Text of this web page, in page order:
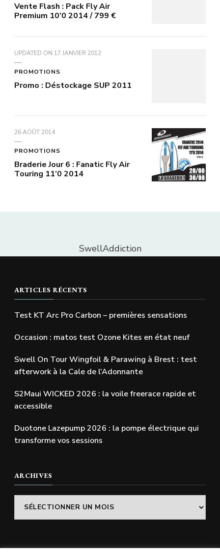
Vente Flash : Pack Fly Air
Premium 10’0 2014 / 799 €
UPDATED ON 17 JANVIER 2012
PROMOTIONS
Promo : Déstockage SUP 2011
26 AOÛT 2014
PROMOTIONS
Braderie Jour 6 : Fanatic Fly Air
Touring 11’0 2014
SwellAddiction
ARTICLES RÉCENTS
Test KT Arc Pro Carbon – premières sensations
Occasion : matos test Ozone Kites en état neuf
Swell On Tour Wingfoil & Parawing à Brest : test
afterwork à la Cale de l’Adonnante
S2Maui WICKED 2026 : la voile freerace rapide et
accessible
Duotone Lazepump 2026 : la pompe électrique qui
transforme vos sessions
ARCHIVES
Archives